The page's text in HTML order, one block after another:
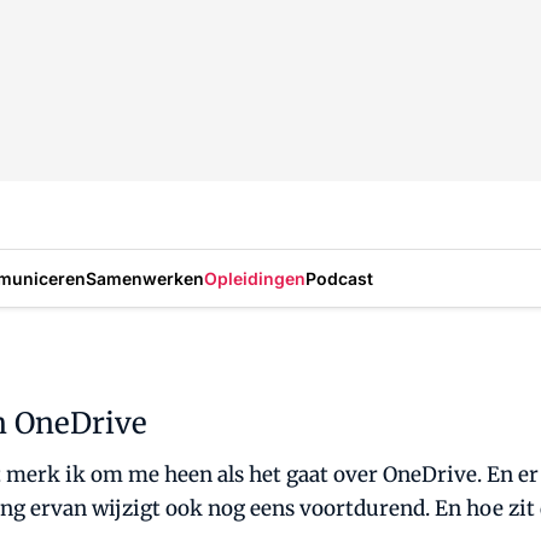
SamenwerkenOpleidingenPodcast
OneDrive
ik om me heen als het gaat over OneDrive. En
ervan wijzigt ook nog eens voortdurend. En hoe